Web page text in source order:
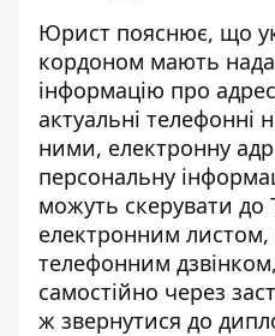
Юрист пояснює, що
кордоном мають
інформацію про
актуальні телефонні
ними, електронну
персональну
можуть скерувати до
електронним листом,
телефонним
самостійно через
ж звернутися до